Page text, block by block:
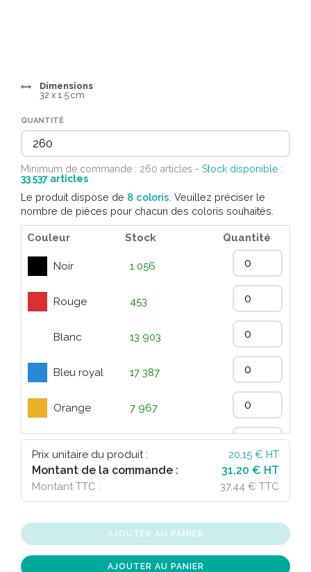
Dimensions
32 x 1.5 cm
QUANTITÉ
Minimum de commande : 260 articles - Stock disponible :
33 537 articles
Le produit dispose de 8 coloris . Veuillez préciser le
nombre de pièces pour chacun des coloris souhaités.
Couleur Stock Quantité
Noir 1 056
Rouge 453
Blanc 13 903
Bleu royal 17 387
Orange 7 967
Jaune 6 355
Prix unitaire du produit : 20,15 € HT
Montant de la commande : 31,20 € HT
Montant TTC : 37,44 € TTC
AJOUTER AU PANIER
AJOUTER AU PANIER